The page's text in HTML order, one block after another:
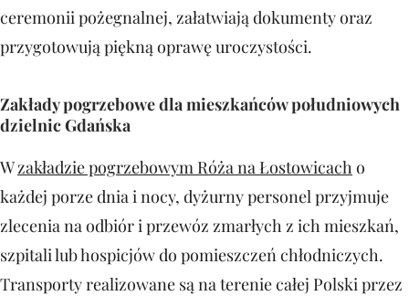
ceremonii pożegnalnej, załatwiają dokumenty oraz
przygotowują piękną oprawę uroczystości.
Zakłady pogrzebowe dla mieszkańców południowych
dzielnic Gdańska
Wzakładzie pogrzebowym Róża na Łostowicach o
każdej porze dnia i nocy, dyżurny personel przyjmuje
zlecenia na odbiór i przewóz zmarłych z ich mieszkań,
szpitali lub hospicjów do pomieszczeń chłodniczych.
Transporty realizowane są na terenie całej Polski przez